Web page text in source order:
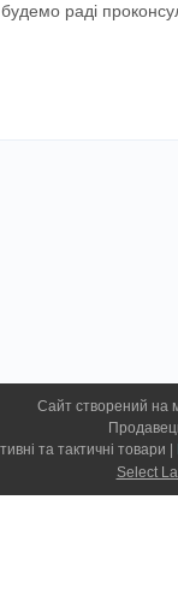
будемо раді
Сайт створений на
Select